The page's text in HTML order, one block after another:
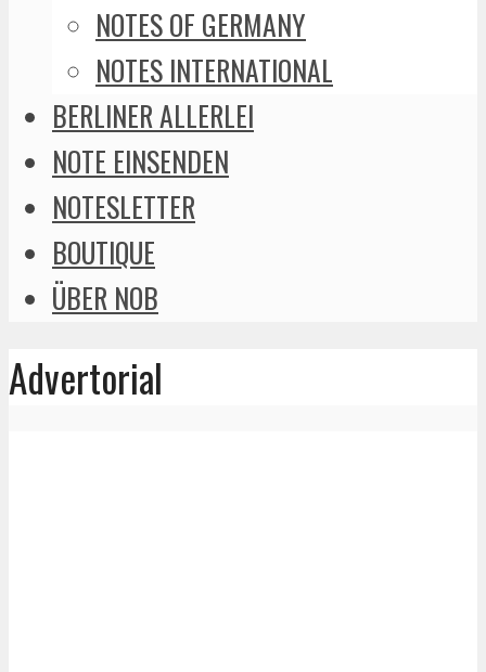
NOTES OF GERMANY
NOTES INTERNATIONAL
BERLINER ALLERLEI
NOTE EINSENDEN
NOTESLETTER
BOUTIQUE
ÜBER NOB
Advertorial